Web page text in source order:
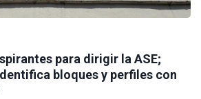
para dirigir la ASE;
bloques y perfiles con